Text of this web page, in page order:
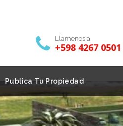
Llamenos a
+598 4267 0501
Publica Tu Propiedad